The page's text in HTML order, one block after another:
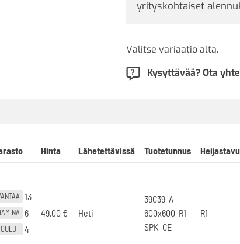
yrityskohtaiset
Valitse variaatio alta.
Kysyttävää? Ota
Hinta Lähetettävissä Tuotetunnus
13
6
OULU 4
49,00 € Heti
39C39-A-
600x600-R1-
SPK-CE
R1